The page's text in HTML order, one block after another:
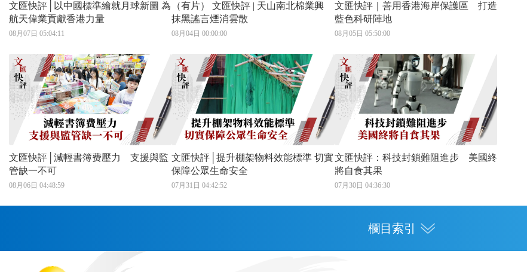
文匯快評│以中國標準繪就月球新圖 為
航天偉業貢獻香港力量
08月07日 05:04:11
（有片） 文匯快評 | 天山南北棉業興
抹黑謠言煙消雲散
08月04日 00:00:00
文匯快評｜善用香港海岸保護區 打造
藍色科研陣地
08月05日 05:50:00
文匯快評│減輕書簿费壓力 支援與監
管缺一不可
08月06日 04:48:59
文匯快評│提升棚架物料效能標準 切實
保障公眾生命安全
07月31日 04:42:52
文匯快評：科技封鎖難阻進步 美國終
將自食其果
07月30日 04:36:30
欄目索引